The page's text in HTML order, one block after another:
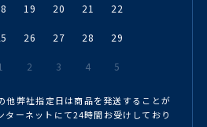
19 20 21 22
26 27 28 29
2 3 4 5
他弊社指定日は商品を発送することが
ターネットにて24時間お受けしており